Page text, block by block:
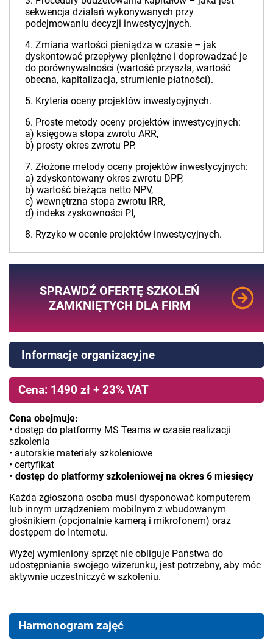
sekwencja działań wykonywanych przy
podejmowaniu decyzji inwestycyjnych.
4. Zmiana wartości pieniądza w czasie – jak
dyskontować przepływy pieniężne i doprowadzać je
do porównywalności (wartość przyszła, wartość
obecna, kapitalizacja, strumienie płatności).
5. Kryteria oceny projektów inwestycyjnych.
6. Proste metody oceny projektów inwestycyjnych:
a) księgowa stopa zwrotu ARR,
b) prosty okres zwrotu PP.
7. Złożone metody oceny projektów inwestycyjnych:
a) zdyskontowany okres zwrotu DPP,
b) wartość bieżąca netto NPV,
c) wewnętrzna stopa zwrotu IRR,
d) indeks zyskowności PI,
8. Ryzyko w ocenie projektów inwestycyjnych.
SPRAWDŹ OFERTĘ SZKOLEŃ
ZAMKNIĘTYCH DLA FIRM
Informacje organizacyjne
Cena: 1490 zł + 23% VAT
Cena obejmuje:
• dostęp do platformy MS Teams w czasie realizacji
szkolenia
• autorskie materiały szkoleniowe
• certyfikat
• dostęp do platformy szkoleniowej na okres 6 miesięcy
Każda zgłoszona osoba musi dysponować komputerem
lub innym urządzeniem mobilnym z wbudowanym
głośnikiem (opcjonalnie kamerą i mikrofonem) oraz
dostępem do Internetu.
Wyżej wymieniony sprzęt nie obliguje Państwa do
udostępniania swojego wizerunku, jest potrzebny, aby móc
aktywnie uczestniczyć w szkoleniu.
Harmonogram zajęć